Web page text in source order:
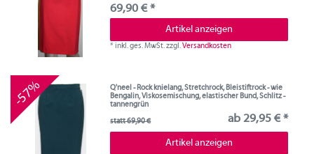
69,90 € *
Artikel anzeigen
*inkl. ges. MwSt.zzgl.Versandkosten
-57%
Q'neel - Rock knielang, Stretchrock, Bleistiftrock - wie
Bengalin, Viskosemischung, elastischer Bund, Schlitz -
tannengrün
statt 69,90 €
ab 29,95 € *
Artikel anzeigen